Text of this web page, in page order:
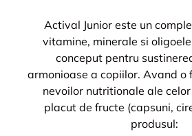
Actival Junior este un
vitamine, minerale si
conceput pentru
armonioase a copiilor. Avand
nevoilor nutritionale ale
placut de fructe (capsuni,
produsul: